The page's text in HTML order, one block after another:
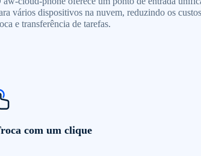
vários dispositivos na nuvem, reduzindo os
e transferência de tarefas.
com um clique